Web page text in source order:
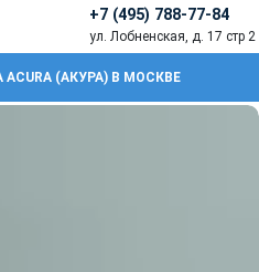
+7 (495) 788-77-84
ул. Лобненская, д. 17 стр 2
(АКУРА) В МОСКВЕ